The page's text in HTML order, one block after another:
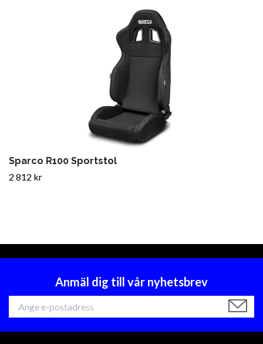
Sparco R100 Sportstol
2 812 kr
Anmäl dig till vår nyhetsbrev